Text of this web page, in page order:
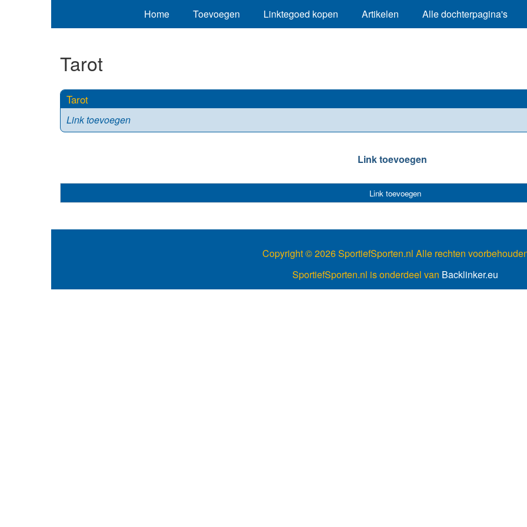
Home Toevoegen Linktegoed kopen Artikelen Alle dochterpagina's
Tarot
Tarot
Link toevoegen
Link toevoegen
Link toevoegen
Copyright ©2026 SportiefSporten.nl Alle rechten
SportiefSporten.nl is onderdeel van Backlinker.eu